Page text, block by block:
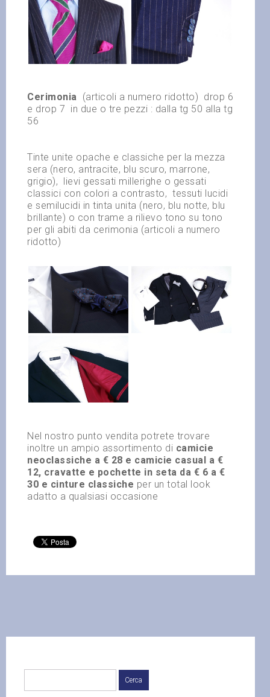
Cerimonia (articoli a numero ridotto) drop 6
e drop 7 in due o tre pezzi : dalla tg 50 alla tg
56
Tinte unite opache e classiche per la mezza
sera (nero, antracite, blu scuro, marrone,
grigio),
lievi gessati millerighe o gessati
classici con colori a contrasto, tessuti lucidi
e semilucidi in tinta unita (nero, blu notte, blu
brillante) o con trame a rilievo tono su tono
per gli abiti da cerimonia (articoli a numero
ridotto)
Nel nostro punto vendita potrete trovare
inoltre un ampio assortimento di camicie
neoclassiche a € 28 e camicie casual a €
12, cravatte e pochette in seta da € 6 a €
30 e cinture classiche per un total look
adatto a qualsiasi occasione